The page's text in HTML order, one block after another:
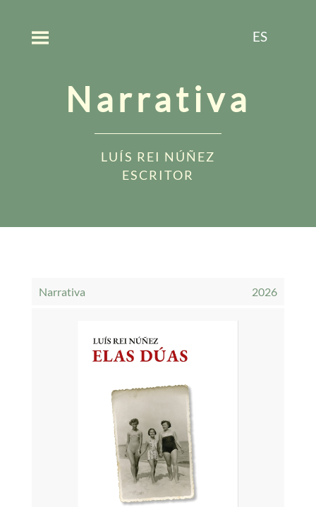
Narrativa
LUÍS REI NÚÑEZ
ESCRITOR
Narrativa 2026
ES